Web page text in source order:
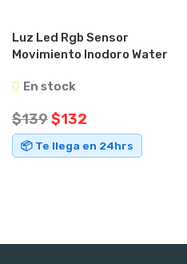
Luz Led Rgb Sensor
Movimiento Inodoro Water
En stock
$139$132
📦 Te llega en 24hrs